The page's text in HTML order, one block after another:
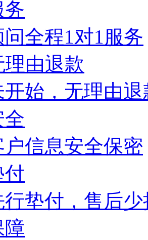
问全程1对1服务
理由退款
开始，无理由退
全
信息安全保密
付
垫付，售后少
障